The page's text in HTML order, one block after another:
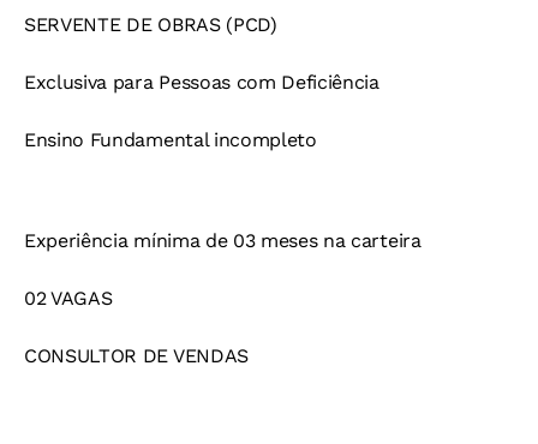
SERVENTE DE OBRAS (PCD)
Exclusiva para Pessoas com Deficiência
Ensino Fundamental incompleto
Experiência mínima de 03 meses na carteira
02 VAGAS
CONSULTOR DE VENDAS